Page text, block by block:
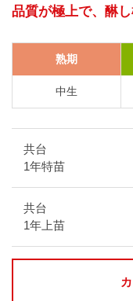
品質が極上で、醂
熟期
中生
共台
1年特苗
共台
1年上苗